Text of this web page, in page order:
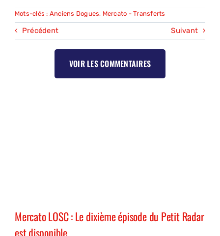
Mots-clés : Anciens Dogues, Mercato - Transferts
Précédent Suivant
VOIR LES COMMENTAIRES
Mercato LOSC : Le dixième épisode du Petit Radar
est disponible